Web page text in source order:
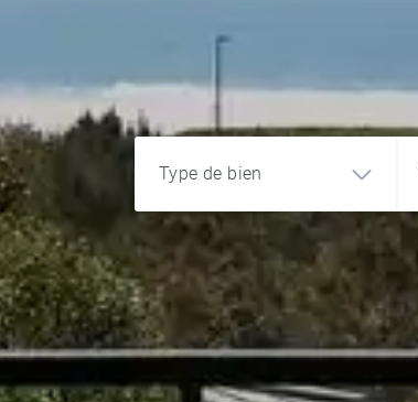
Type de bien
Appartement Maison